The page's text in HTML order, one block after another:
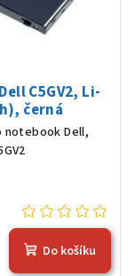
C5GV2, Li-
černá
notebook Dell,
Do košíku